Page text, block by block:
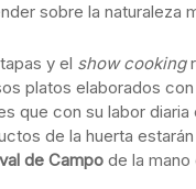
sobre la naturaleza
y el show cooking
platos elaborados
que con su labor
de la huerta
de Campo de la